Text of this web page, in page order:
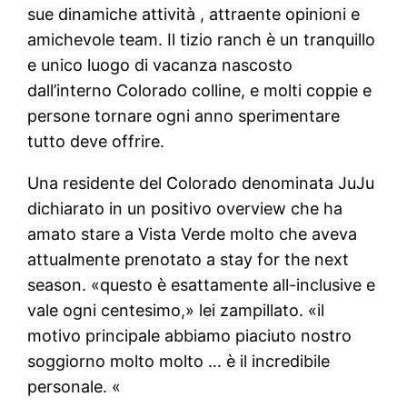
sue dinamiche attività , attraente opinioni e
amichevole team. Il tizio ranch è un tranquillo
e unico luogo di vacanza nascosto
dall’interno Colorado colline, e molti coppie e
persone tornare ogni anno sperimentare
tutto deve offrire.
Una residente del Colorado denominata JuJu
dichiarato in un positivo overview che ha
amato stare a Vista Verde molto che aveva
attualmente prenotato a stay for the next
season. «questo è esattamente all-inclusive e
vale ogni centesimo,» lei zampillato. «il
motivo principale abbiamo piaciuto nostro
soggiorno molto molto … è il incredibile
personale. «